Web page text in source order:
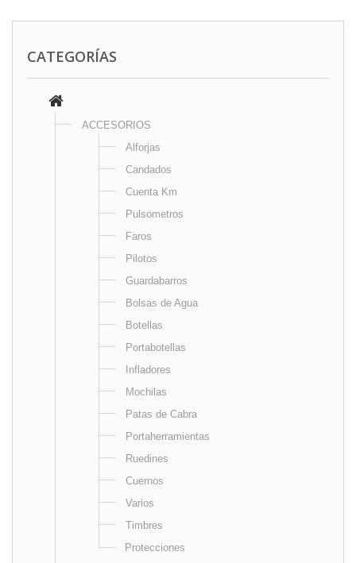
CATEGORÍAS
ACCESORIOS
Alforjas
Candados
Cuenta Km
Pulsometros
Faros
Pilotos
Guardabarros
Bolsas de Agua
Botellas
Portabotellas
Infladores
Mochilas
Patas de Cabra
Portaherramientas
Ruedines
Cuernos
Varios
Timbres
Protecciones